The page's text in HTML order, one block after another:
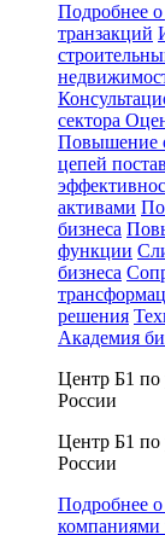
Подробнее о
транзакций
сектора
Повышение
цепей
активами
бизнеса
функции
бизнеса
решения
Академия
Центр Б1 по
России
Центр Б1 по
России
Подробнее
компаниями